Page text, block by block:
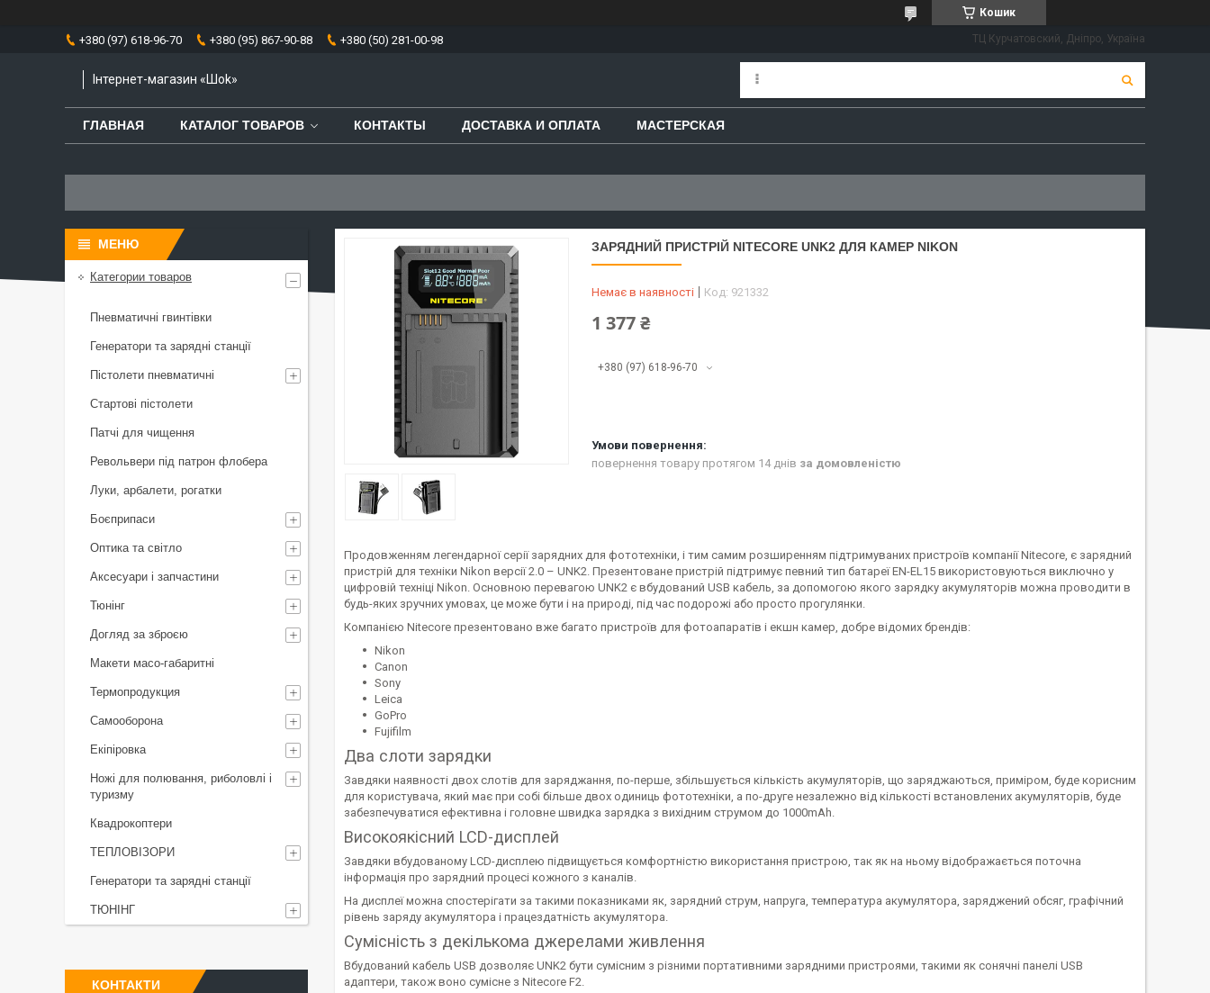
Кошик
+380 (97) 618-96-70 +380 (95) 867-90-88 +380 (50) 281-00-98 ТЦ Курчатовский, Дніпро, Україна
Інтернет-магазин «Шоk»
ГЛАВНАЯ КАТАЛОГ ТОВАРОВ КОНТАКТЫ ДОСТАВКА И ОПЛАТА МАСТЕРСКАЯ
ЗАРЯДНИЙ ПРИСТРІЙ NITECORE UNK2 ДЛЯ КАМЕР NIKON
Немає в наявності Код: 921332
1 377 ₴
+380 (97) 618-96-70
повернення товару протягом 14 днів за домовленістю
Продовженням легендарної серії зарядних для фототехніки, і тим самим розширенням підтримуваних пристроїв компанії Nitecore, є зарядний
пристрій для техніки Nikon версії 2.0 – UNK2. Презентоване пристрій підтримує певний тип батареї EN-EL15 використовуються виключно у
цифровій техніці Nikon. Основною перевагою UNK2 є вбудований USB кабель, за допомогою якого зарядку акумуляторів можна проводити в
будь-яких зручних умовах, це може бути і на природі, під час подорожі або просто прогулянки.
Компанією Nitecore презентовано вже багато пристроїв для фотоапаратів і екшн камер, добре відомих брендів:
Nikon
Canon
Sony
Leica
GoPro
Fujifilm
Два слоти зарядки
Завдяки наявності двох слотів для заряджання, по-перше, збільшується кількість акумуляторів, що заряджаються, приміром, буде корисним
для користувача, який має при собі більше двох одиниць фототехніки, а по-друге незалежно від кількості встановлених акумуляторів, буде
забезпечуватися ефективна і головне швидка зарядка з вихідним струмом до 1000mAh.
Високоякісний LCD-дисплей
Завдяки вбудованому LCD-дисплею підвищується комфортністю використання пристрою, так як на ньому відображається поточна
інформація про зарядний процесі кожного з каналів.
На дисплеї можна спостерігати за такими показниками як, зарядний струм, напруга, температура акумулятора, заряджений обсяг, графічний
рівень заряду акумулятора і працездатність акумулятора.
Сумісність з декількома джерелами живлення
Вбудований кабель USB дозволяє UNK2 бути сумісним з різними портативними зарядними пристроями, такими як сонячні панелі USB
адаптери, також воно сумісне з Nitecore F2.
Категории товаров
Пневматичні гвинтівки
Генератори та зарядні станції
Пістолети пневматичні
Стартові пістолети
Патчі для чищення
Револьвери під патрон флобера
Луки, арбалети, рогатки
Боєприпаси
Оптика та світло
Аксесуари і запчастини
Тюнінг
Догляд за зброєю
Макети масо-габаритні
Термопродукция
Самооборона
Екіпіровка
Ножі для полювання, риболовлі і
туризму
Квадрокоптери
ТЕПЛОВІЗОРИ
Генератори та зарядні станції
ТЮНІНГ
КОНТАКТИ